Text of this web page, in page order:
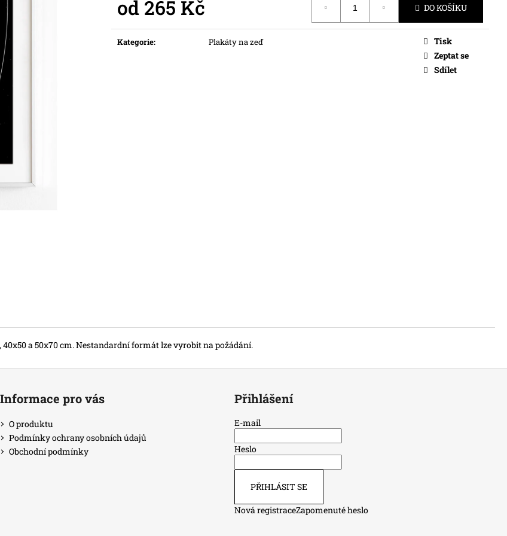
od 265 Kč DO KOŠÍKU
Kategorie: Plakáty na zeď
Tisk
Zeptat se
Sdílet
a 50x70 cm. Nestandardní formát lze vyrobit na požádání.
Informace pro vás
O produktu
Podmínky ochrany osobních údajů
Obchodní podmínky
Přihlášení
E-mail
Heslo
PŘIHLÁSIT SE
Nová registraceZapomenuté heslo